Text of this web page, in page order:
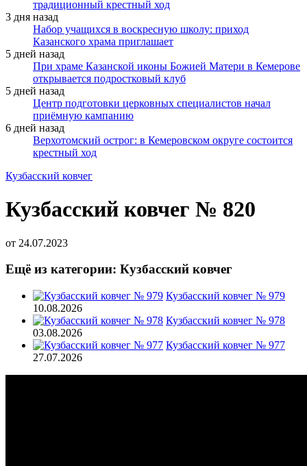
традиционный крестный ход
3 дня назад
Набор учащихся в воскресную школу: приход
Казанского храма приглашает
5 дней назад
При храме Казанской иконы Божией Матери в Кемерове
открывается подростковый клуб
5 дней назад
Центр подготовки церковных специалистов начал
приёмную кампанию
6 дней назад
Верхотомский острог: в Кемеровском округе состоится
крестный ход
Кузбасский ковчег
Кузбасский ковчег № 820
от 24.07.2023
Ещё из категории: Кузбасский ковчег
Кузбасский ковчег № 979
10.08.2026
Кузбасский ковчег № 978
03.08.2026
Кузбасский ковчег № 977
27.07.2026